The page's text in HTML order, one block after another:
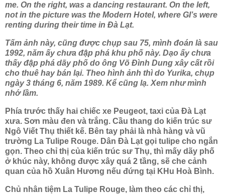
me. On the right, was a dancing restaurant. On the left,
not in the picture was the Modern Hotel, where GI’s were
renting during their time in Đà Lạt.
Tấm ảnh này, cũng được chụp sau 75, mình đoán là sau
1992, năm ấy chưa đập phá khu phố này. Dạo ấy chưa
thấy đập phá dãy phố do ông Võ Đình Dung xây cất rồi
cho thuê hay bán lại. Theo hình ảnh thì do Yurika, chụp
ngày 3 tháng 6, năm 1989. Kể cũng lạ. Xem như mình
nhớ lầm.
Phía trước thấy hai chiếc xe Peugeot, taxi của Đà Lạt
xưa. Sơn màu đen và trắng. Cầu thang do kiến trúc sư
Ngô Viết Thụ thiết kế. Bên tay phải là nhà hàng và vũ
trường La Tulipe Rouge. Dân Đà Lạt gọi tulipe cho ngắn
gọn. Theo chỉ thị của kiến trúc sư Thụ, thì mấy dãy phố
ở khúc này, không được xây quá 2 tầng, sẽ che cảnh
quan của hồ Xuân Hương nếu đứng tại KHu Hoà Bình.
Chủ nhân tiệm La Tulipe Rouge, làm theo các chỉ thị,